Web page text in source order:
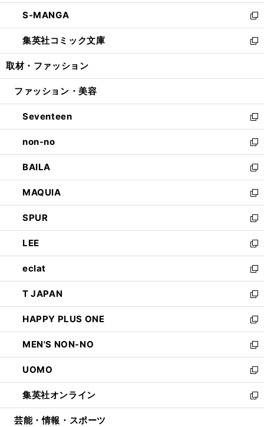
開
く
ウ
で
開
く
ン
ド
ウ
で
開
ウ
ィ
ン
ド
ウ
開
し
い
ウ
ィ
ン
ウ
開
く
S-MANGA
新
し
い
ウ
ン
ウ
で
開
く
集英社コミック文庫
新
し
ウ
ン
ド
ウ
で
開
く
取材・ファッション
ファッション・美容
Seventeen
新
し
い
ウ
ィ
ン
ド
ウ
で
開
く
non-no
新
し
い
ウ
ィ
ン
ド
ウ
で
開
く
BAILA
新
し
い
ウ
ィ
ン
ド
ウ
で
開
く
MAQUIA
新
し
い
ウ
ィ
ン
ド
ウ
で
開
く
SPUR
新
し
い
ウ
ィ
ン
ド
ウ
で
開
く
LEE
新
し
い
ウ
ィ
ン
ド
ウ
で
開
く
eclat
新
し
い
ウ
ィ
ン
ド
ウ
で
開
く
T JAPAN
新
し
い
ウ
ィ
ン
ド
ウ
で
開
HAPPY PLUS ONE
新
し
い
ウ
ィ
ン
ド
ウ
MEN'S NON-NO
新
し
い
ウ
ィ
ン
UOMO
新
し
い
ウ
集英社オンライン
新
し
芸能・情報・スポーツ